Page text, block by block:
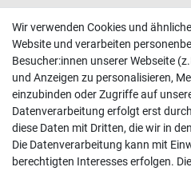
Telefonische Unterstützung
02381 9878909
Mo-Fr, 9:00 - 18:00 Uhr
Sa, 9:00 - 13:00 Uhr
Kundenkonto
Registrieren
Wir verwenden Cookies und
Website und verarbeiten
Besucher:innen unserer Webseite
und Anzeigen zu personalisieren,
einzubinden oder Zugriffe auf
Datenverarbeitung erfolgt erst
diese Daten mit Dritten, die wir in
Die Datenverarbeitung kann mit
berechtigten Interesses erfolgen.